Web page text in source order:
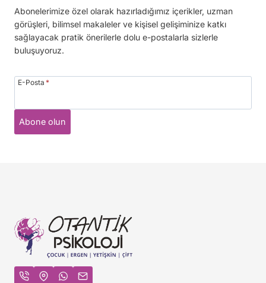
Abonelerimize özel olarak hazırladığımız içerikler, uzman
görüşleri, bilimsel makaleler ve kişisel gelişiminize katkı
sağlayacak pratik önerilerle dolu e-postalarla sizlerle
buluşuyoruz.
E-Posta *
Abone olun